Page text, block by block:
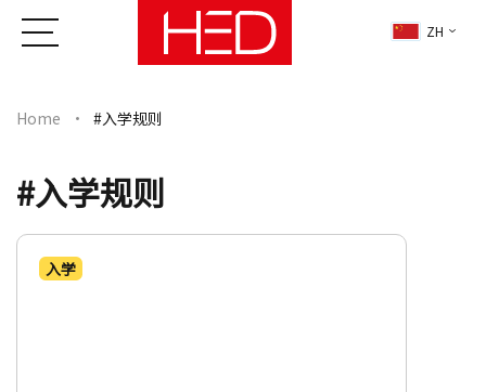
ZH
Home #入学规则
#入学规则
入学